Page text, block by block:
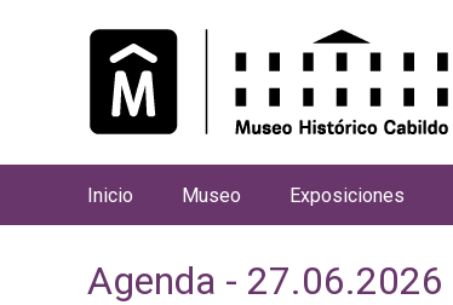
Agenda - 27.06.2026
n
Inicio Museo Exposiciones